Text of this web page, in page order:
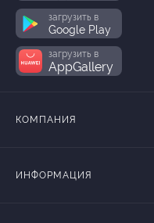
загрузить в
Google Play
загрузить в
AppGallery
КОМПАНИЯ
ИНФОРМАЦИЯ